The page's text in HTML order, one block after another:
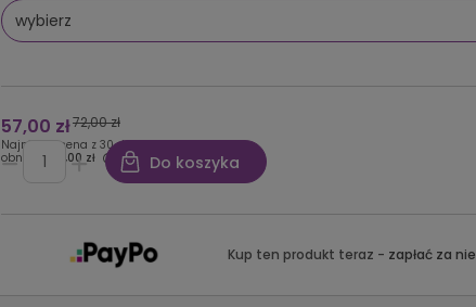
57,00 zł72,00 zł
Najniższa cena z 30 dni przed
obniżką:
57,00 zł Do koszyka
Kup ten produkt teraz - zapłać za